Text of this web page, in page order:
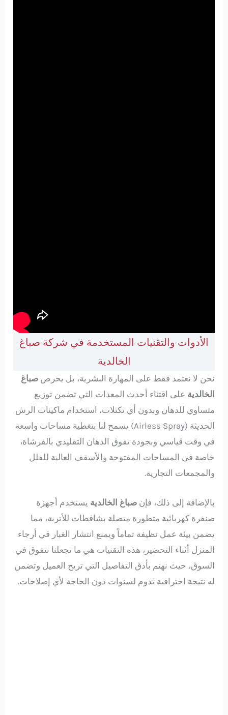
الأدوات والتقنيات المستخدمة في شركة صباغ
الخالدية
نحن لا نعتمد فقط على المهارة البشرية، بل يحرصصباغ
الخالدية على اقتناء أحدث المعدات التي تضمن توزيع
متساوي للدهان وبدون أي تكتلات، استخدام ماكينات الرش
الحديثة (Airless Spray) يسمح لنا بتغطية مساحات واسعة
في وقت قياسي وبجودة تفوق الدهان التقليدي بالفرشاة،
خاصة في المساحات المفتوحة والأسقف العالية للفلل
والمجمعات التجارية.
بالإضافة إلى ذلك، فإنصباغ الخالدية يستخدم أجهزة
صنفرة كهربائية متطورة متصلة بشافطات للأتربة، مما
يضمن بيئة عمل نظيفة تماماً ويمنع انتشار الغبار في أرجاء
المنزل أثناء التحضير، هذه التقنيات هي ما تجعلنا نتفوق في
السوق، حيث نهتم بأدق التفاصيل التي تريح العميل وتضمن
له نتيجة احترافية تدوم لسنوات دون الحاجة لأي إصلاحات.